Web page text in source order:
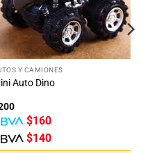
Y CAMIONES
Auto Dino
$160
$140